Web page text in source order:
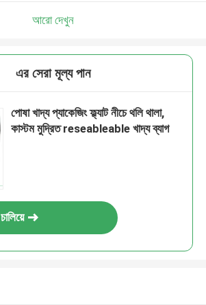
আরো দেখুন
এর সেরা মূল্য পান
পোষা খাদ্য প্যাকেজিং ফ্ল্যাট নীচে থলি থালা,
কাস্টম মুদ্রিত reseableable খাদ্য ব্যাগ
চালিয়ে